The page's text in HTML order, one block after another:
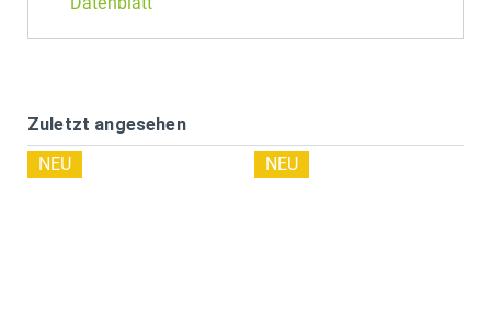
Zuletzt angesehen
NEU NEU